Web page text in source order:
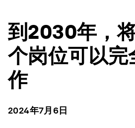
到2030年，
个岗位可以完
作
2024年7月6日